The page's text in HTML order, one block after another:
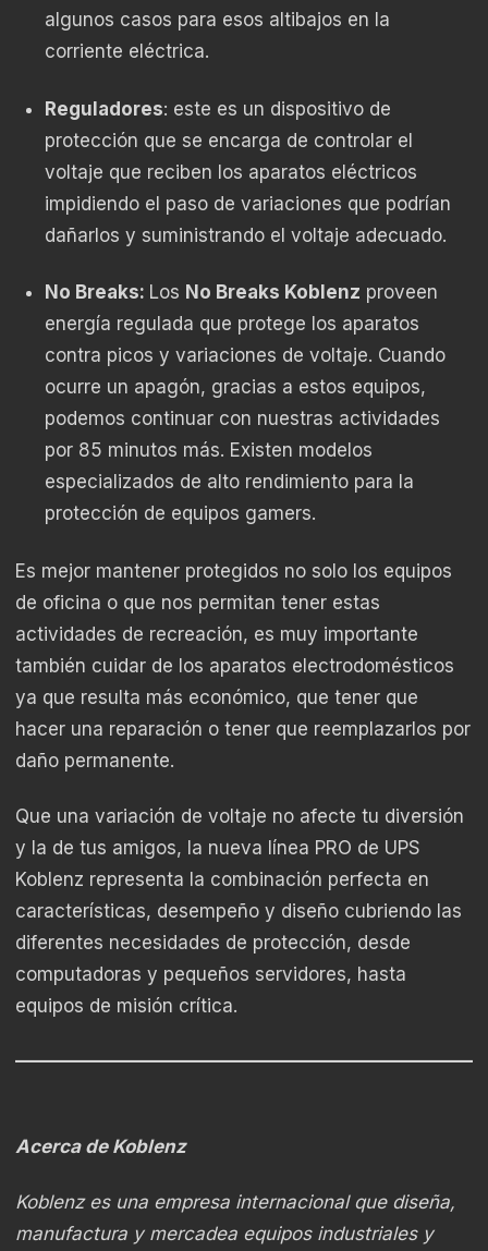
algunos casos para esos altibajos en la
corriente eléctrica.
Reguladores: este es un dispositivo de
protección que se encarga de controlar el
voltaje que reciben los aparatos eléctricos
impidiendo el paso de variaciones que podrían
dañarlos y suministrando el voltaje adecuado.
No Breaks: Los No Breaks Koblenz proveen
energía regulada que protege los aparatos
contra picos y variaciones de voltaje. Cuando
ocurre un apagón, gracias a estos equipos,
podemos continuar con nuestras actividades
por 85 minutos más. Existen modelos
especializados de alto rendimiento para la
protección de equipos gamers.
Es mejor mantener protegidos no solo los equipos
de oficina o que nos permitan tener estas
actividades de recreación, es muy importante
también cuidar de los aparatos electrodomésticos
ya que resulta más económico, que tener que
hacer una reparación o tener que reemplazarlos por
daño permanente.
Que una variación de voltaje no afecte tu diversión
y la de tus amigos, la nueva línea PRO de UPS
Koblenz representa la combinación perfecta en
características, desempeño y diseño cubriendo las
diferentes necesidades de protección, desde
computadoras y pequeños servidores, hasta
equipos de misión crítica.
Acerca de Koblenz
Koblenz es una empresa internacional que diseña,
manufactura y mercadea equipos industriales y